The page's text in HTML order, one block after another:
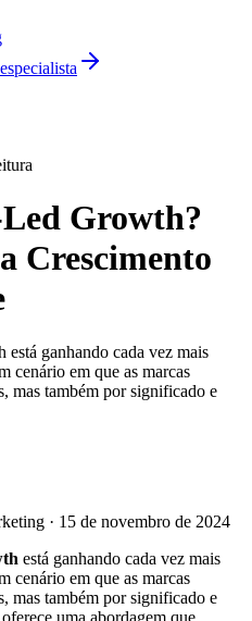
Growth?
Crescimento
ganhando cada vez mais
cenário em que as marcas
mas também por significado e
· 15 de novembro de 2024
está ganhando cada vez mais
cenário em que as marcas
mas também por significado e
uma abordagem que